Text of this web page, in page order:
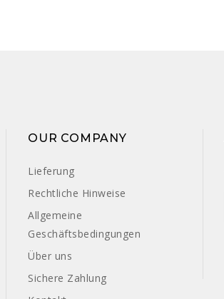
OUR COMPANY
Lieferung
Rechtliche Hinweise
Allgemeine
Geschäftsbedingungen
Über uns
Sichere Zahlung